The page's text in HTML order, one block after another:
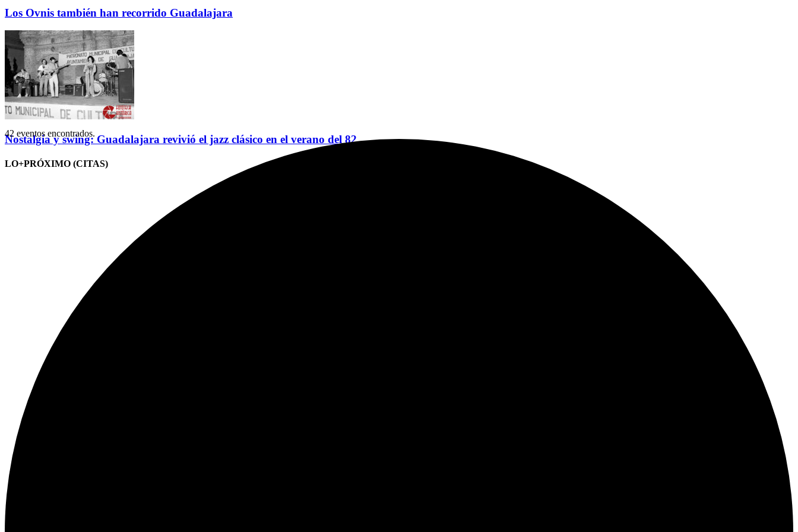
Los Ovnis también han recorrido Guadalajara
Nostalgia y swing: Guadalajara revivió el jazz clásico en el verano del 82
LO+PRÓXIMO (CITAS)
42 eventos encontrados.